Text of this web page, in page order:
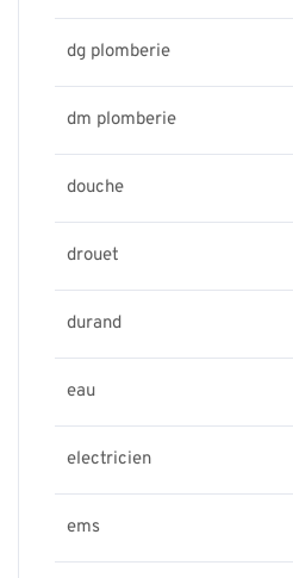
dg plomberie
dm plomberie
douche
drouet
durand
eau
electricien
ems